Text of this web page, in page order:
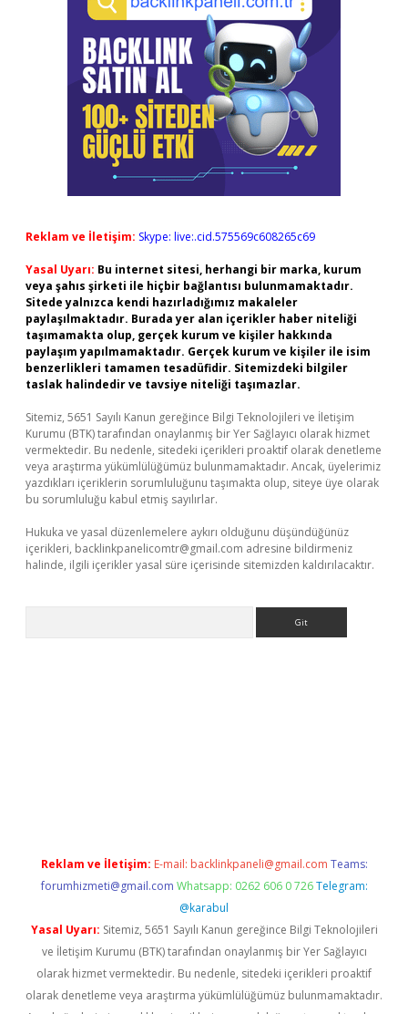
Reklam ve İletişim: Skype: live:.cid.575569c608265c69
Yasal Uyarı: Bu internet sitesi, herhangi bir marka, kurum
veya şahıs şirketi ile hiçbir bağlantısı bulunmamaktadır.
Sitede yalnızca kendi hazırladığımız makaleler
paylaşılmaktadır. Burada yer alan içerikler haber niteliği
taşımamakta olup, gerçek kurum ve kişiler hakkında
paylaşım yapılmamaktadır. Gerçek kurum ve kişiler ile isim
benzerlikleri tamamen tesadüfidir. Sitemizdeki bilgiler
taslak halindedir ve tavsiye niteliği taşımazlar.
Sitemiz, 5651 Sayılı Kanun gereğince Bilgi Teknolojileri ve İletişim
Kurumu (BTK) tarafından onaylanmış bir Yer Sağlayıcı olarak hizmet
vermektedir. Bu nedenle, sitedeki içerikleri proaktif olarak denetleme
veya araştırma yükümlülüğümüz bulunmamaktadır. Ancak, üyelerimiz
yazdıkları içeriklerin sorumluluğunu taşımakta olup, siteye üye olarak
bu sorumluluğu kabul etmiş sayılırlar.
Hukuka ve yasal düzenlemelere aykırı olduğunu düşündüğünüz
içerikleri, backlinkpanelicomtr@gmail.com adresine bildirmeniz
halinde, ilgili içerikler yasal süre içerisinde sitemizden kaldırılacaktır.
Reklam ve İletişim: E-mail: backlinkpaneli@gmail.com Teams:
forumhizmeti@gmail.com Whatsapp: 0262 606 0 726 Telegram:
@karabul
Yasal Uyarı: Sitemiz, 5651 Sayılı Kanun gereğince Bilgi Teknolojileri
ve İletişim Kurumu (BTK) tarafından onaylanmış bir Yer Sağlayıcı
olarak hizmet vermektedir. Bu nedenle, sitedeki içerikleri proaktif
olarak denetleme veya araştırma yükümlülüğümüz bulunmamaktadır.